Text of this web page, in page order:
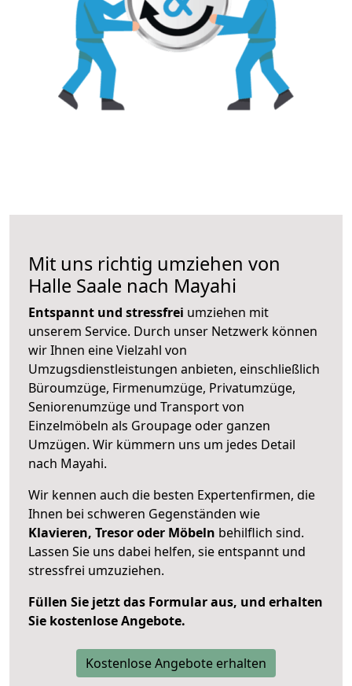
Mit uns richtig umziehen von
Halle Saale nach Mayahi
Entspannt und stressfrei umziehen mit
unserem Service. Durch unser Netzwerk können
wir Ihnen eine Vielzahl von
Umzugsdienstleistungen anbieten, einschließlich
Büroumzüge, Firmenumzüge, Privatumzüge,
Seniorenumzüge und Transport von
Einzelmöbeln als Groupage oder ganzen
Umzügen. Wir kümmern uns um jedes Detail
nach Mayahi.
Wir kennen auch die besten Expertenfirmen, die
Ihnen bei schweren Gegenständen wie
Klavieren, Tresor oder Möbeln behilflich sind.
Lassen Sie uns dabei helfen, sie entspannt und
stressfrei umzuziehen.
Füllen Sie jetzt das Formular aus, und erhalten
Sie kostenlose Angebote.
Kostenlose Angebote erhalten